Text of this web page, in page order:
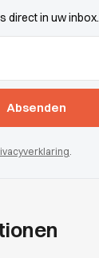
direct in uw inbox.